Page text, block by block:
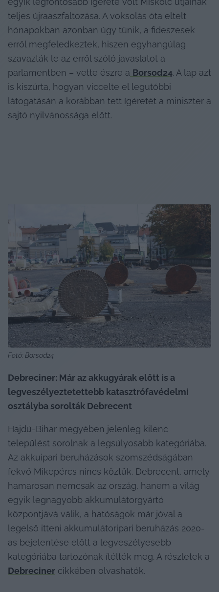
teljes újraaszfaltozása. A voksolás óta eltelt
hónapokban azonban úgy tűnik, a fideszesek
erről megfeledkeztek, hiszen egyhangúlag
szavazták le az erről szóló javaslatot a
parlamentben – vette észre a Borsod24. A lap azt
is kiszúrta, hogyan viccelte el legutóbbi
látogatásán a korábban tett ígéretét a miniszter a
sajtó nyilvánossága előtt.
Fotó: Borsod24
Debreciner: Már az akkugyárak előtt is a
legveszélyeztetettebb katasztrófavédelmi
osztályba sorolták Debrecent
Hajdú-Bihar megyében jelenleg kilenc
települést sorolnak a legsúlyosabb kategóriába.
Az akkuipari beruházások szomszédságában
fekvő Mikepércs nincs köztük. Debrecent, amely
hamarosan nemcsak az ország, hanem a világ
egyik legnagyobb akkumulátorgyártó
központjává válik, a hatóságok már jóval a
legelső itteni akkumulátoripari beruházás 2020-
as bejelentése előtt a legveszélyesebb
Debreciner cikkében olvashatók.